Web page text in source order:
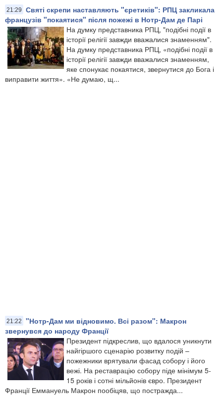
21:29
Святі скрепи наставляють "єретиків": РПЦ закликала
французів "покаятися" після пожежі в Нотр-Дам де Парі
На думку представника РПЦ, "подібні події в
історії релігії завжди вважалися знаменням".
На думку представника РПЦ, «подібні події в
історії релігії завжди вважалися знаменням,
яке спонукає покаятися, звернутися до Бога і
виправити життя». «Не думаю, щ...
21:22
"Нотр-Дам ми відновимо. Всі разом": Макрон
звернувся до народу Франції
Президент підкреслив, що вдалося уникнути
найгіршого сценарію розвитку подій –
пожежники врятували фасад собору і його
вежі. На реставрацію собору піде мінімум 5-
15 років і сотні мільйонів євро. Президент
Франції Еммануель Макрон пообіцяв, що постражда...